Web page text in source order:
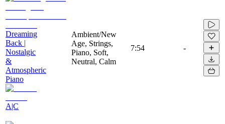
Dreaming
Back |
Nostalgic
&
Atmospheric
Piano
A|C
Ambient/New
Age, Strings,
Piano, Soft,
Neutral, Calm
7:54 -